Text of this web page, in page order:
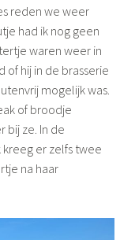
reden we weer
had ik nog geen
waren weer in
of hij in de brasserie
mogelijk was.
of broodje
bij ze. In de
kreeg er zelfs twee
na haar